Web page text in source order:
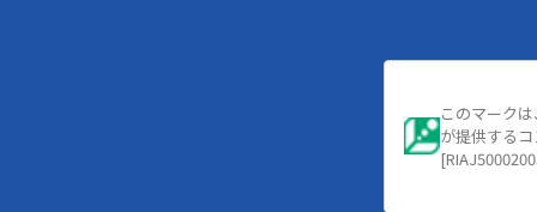
このマーク
が提供する